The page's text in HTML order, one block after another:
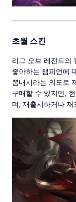
초월 스킨
리그 오브 레전드의
좋아하는 챔피언에
뽐내시라는 의도로
구매할 수 있지만,
며, 재출시하거나 재